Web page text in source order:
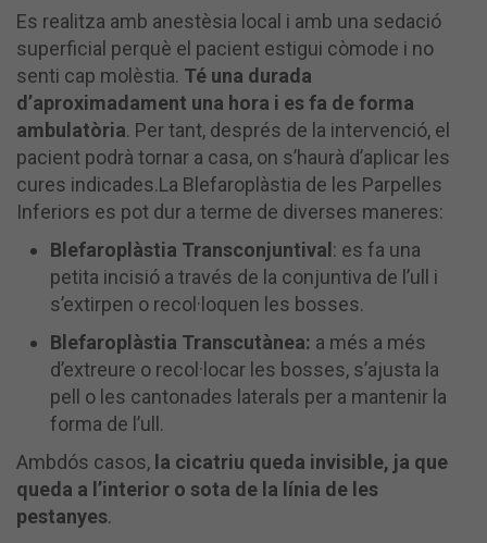
Es realitza amb anestèsia local i amb una sedació
superficial perquè el pacient estigui còmode i no
senti cap molèstia. Té una durada
d’aproximadament una hora i es fa de forma
ambulatòria. Per tant, després de la intervenció, el
pacient podrà tornar a casa, on s’haurà d’aplicar les
cures indicades.La Blefaroplàstia de les Parpelles
Inferiors es pot dur a terme de diverses maneres:
Blefaroplàstia Transconjuntival : es fa una
petita incisió a través de la conjuntiva de l’ull i
s’extirpen o recol·loquen les bosses.
Blefaroplàstia Transcutànea: a més a més
d’extreure o recol·locar les bosses, s’ajusta la
pell o les cantonades laterals per a mantenir la
forma de l’ull.
Ambdós casos, la cicatriu queda invisible, ja que
queda a l’interior o sota de la línia de les
pestanyes.